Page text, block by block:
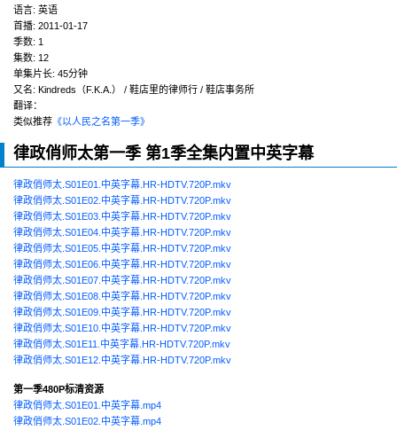
语言: 英语
首播: 2011-01-17
季数: 1
集数: 12
单集片长: 45分钟
又名: Kindreds（F.K.A.） / 鞋店里的律师行 / 鞋店事务所
翻译：
类似推荐 《以人民之名第一季》
律政俏师太第一季 第1季全集内置中英字幕
律政俏师太.S01E01.中英字幕.HR-HDTV.720P.mkv
律政俏师太.S01E02.中英字幕.HR-HDTV.720P.mkv
律政俏师太.S01E03.中英字幕.HR-HDTV.720P.mkv
律政俏师太.S01E04.中英字幕.HR-HDTV.720P.mkv
律政俏师太.S01E05.中英字幕.HR-HDTV.720P.mkv
律政俏师太.S01E06.中英字幕.HR-HDTV.720P.mkv
律政俏师太.S01E07.中英字幕.HR-HDTV.720P.mkv
律政俏师太.S01E08.中英字幕.HR-HDTV.720P.mkv
律政俏师太.S01E09.中英字幕.HR-HDTV.720P.mkv
律政俏师太.S01E10.中英字幕.HR-HDTV.720P.mkv
律政俏师太.S01E11.中英字幕.HR-HDTV.720P.mkv
律政俏师太.S01E12.中英字幕.HR-HDTV.720P.mkv
第一季480P标清资源
律政俏师太.S01E01.中英字幕.mp4
律政俏师太.S01E02.中英字幕.mp4